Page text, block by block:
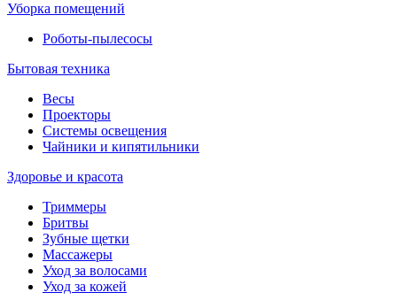
Уборка помещений
Роботы-пылесосы
Бытовая техника
Весы
Проекторы
Системы освещения
Чайники и кипятильники
Здоровье и красота
Триммеры
Бритвы
Зубные щетки
Массажеры
Уход за волосами
Уход за кожей